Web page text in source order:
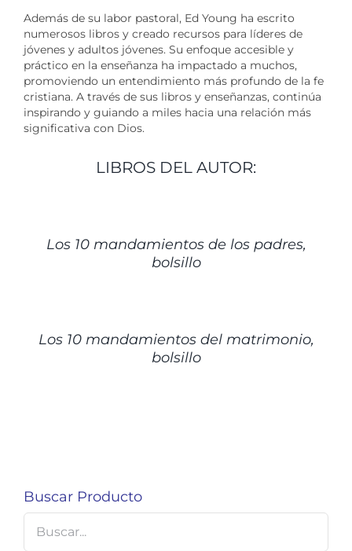
Además de su labor pastoral, Ed Young ha escrito
numerosos libros y creado recursos para líderes de
jóvenes y adultos jóvenes. Su enfoque accesible y
práctico en la enseñanza ha impactado a muchos,
promoviendo un entendimiento más profundo de la fe
cristiana. A través de sus libros y enseñanzas, continúa
inspirando y guiando a miles hacia una relación más
significativa con Dios.
LIBROS DEL AUTOR:
Los 10 mandamientos de los padres,
bolsillo
Los 10 mandamientos del matrimonio,
bolsillo
Buscar Producto